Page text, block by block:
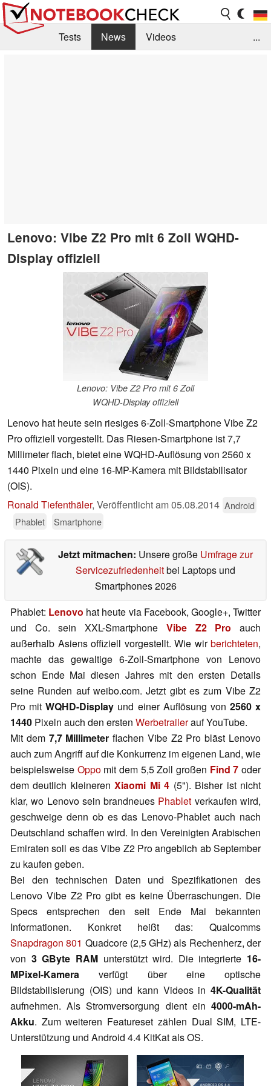
Tests News
Videos
...
Lenovo: Vibe Z2 Pro mit 6 Zoll WQHD-
Display offiziell
Lenovo: Vibe Z2 Pro mit 6 Zoll
WQHD-Display offiziell
Lenovo hat heute sein riesiges 6-Zoll-Smartphone Vibe Z2
Pro offiziell vorgestellt. Das Riesen-Smartphone ist 7,7
Millimeter flach, bietet eine WQHD-Auflösung von 2560 x
1440 Pixeln und eine 16-MP-Kamera mit Bildstabilisator
(OIS).
Ronald Tiefenthäler, Veröffentlicht am05.08.2014 Android
Phablet
Smartphone
Jetzt mitmachen: Unsere große Umfrage zur
Servicezufriedenheitbei Laptops und
Smartphones 2026
Phablet: Lenovo hat heute via Facebook, Google+, Twitter
und Co. sein XXL-Smartphone Vibe Z2 Pro auch
außerhalb Asiens offiziell vorgestellt. Wie wirberichteten,
machte das gewaltige 6-Zoll-Smartphone von Lenovo
schon Ende Mai diesen Jahres mit den ersten Details
seine Runden auf weibo.com. Jetzt gibt es zum Vibe Z2
Pro mitWQHD-Display und einer Auflösung von 2560 x
1440 Pixeln auch den ersten Werbetrailerauf YouTube.
Mit dem 7,7 Millimeter flachen Vibe Z2 Pro bläst Lenovo
auch zum Angriff auf die Konkurrenz im eigenen Land, wie
beispielsweise Oppomit dem 5,5 Zoll großen Find 7 oder
dem deutlich kleinerenXiaomi Mi 4 (5"). Bisher ist nicht
klar, wo Lenovo sein brandneues Phablet verkaufen wird,
geschweige denn ob es das Lenovo-Phablet auch nach
Deutschland schaffen wird. In den Vereinigten Arabischen
Emiraten soll es das Vibe Z2 Pro angeblich ab September
zu kaufen geben.
Bei den technischen Daten und Spezifikationen des
Lenovo Vibe Z2 Pro gibt es keine Überraschungen. Die
Specs entsprechen den seit Ende Mai bekannten
Informationen. Konkret heißt das: Qualcomms
Snapdragon 801 Quadcore (2,5 GHz) als Rechenherz, der
von 3 GByte RAMunterstützt wird. Die integrierte 16-
MPixel-Kamera verfügt über eine optische
Bildstabilisierung (OIS) und kann Videos in 4K-Qualität
aufnehmen. Als Stromversorgung dient ein 4000-mAh-
Akku. Zum weiteren Featureset zählen Dual SIM, LTE-
Unterstützung und Android 4.4 KitKat als OS.